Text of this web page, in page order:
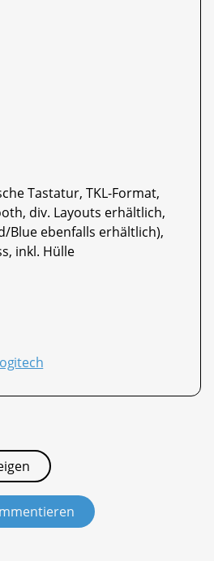
Tastatur, TKL-Format,
div. Layouts erhältlich,
Blue ebenfalls erhältlich),
inkl. Hülle